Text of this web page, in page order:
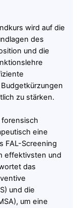
wird auf die
des
und die
zu stärken.
forensisch
eine
FAL-Screening
effektivsten und
das
und die
um eine